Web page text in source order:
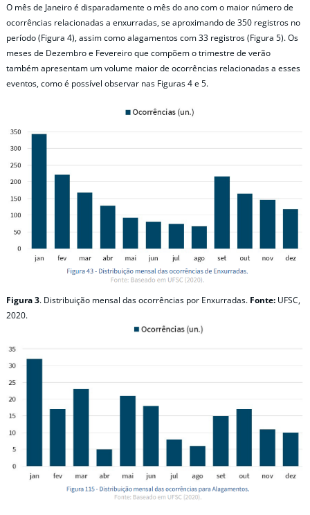
O mês de Janeiro é disparadamente o mês do ano com o maior número de
ocorrências relacionadas a enxurradas, se aproximando de 350 registros no
período (Figura 4), assim como alagamentos com 33 registros (Figura 5). Os
meses de Dezembro e Fevereiro que compõem o trimestre de verão
também apresentam um volume maior de ocorrências relacionadas a esses
eventos, como é possível observar nas Figuras 4 e 5.
Figura 3. Distribuição mensal das ocorrências por Enxurradas. Fonte: UFSC,
2020.